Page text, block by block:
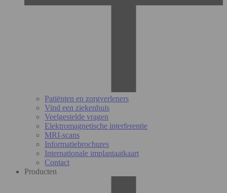
Patiënten en zorgverleners
Vind een ziekenhuis
Veelgestelde vragen
Elektromagnetische interferentie
MRI-scans
Informatiebrochures
Internationale implantaatkaart
Contact
Producten